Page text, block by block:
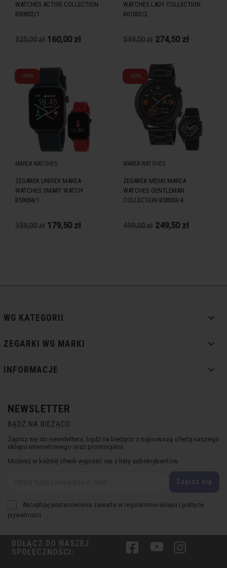
WATCHES ACTIVE COLLECTION
B60002/1
320,00 zł 160,00 zł
WATCHES LADY COLLECTION
B61002/2
549,00 zł 274,50 zł
-50%
MAREA WATCHES
ZEGAREK UNISEX MAREA
WATCHES SMART WATCH
B59004/1
359,00 zł 179,50 zł
-50%
MAREA WATCHES
ZEGAREK MĘSKI MAREA
WATCHES GENTLEMAN
COLLECTION B58003/4
499,00 zł 249,50 zł
WG KATEGORII 
ZEGARKI WG MARKI 
INFORMACJE 
NEWSLETTER
BĄDŹ NA BIEŻĄCO
Zapisz się do newslettera, bądź na bieżąco z najnowszą ofertą naszego
sklepu internetowego oraz promocjami.
Możesz w każdej chwili wypisać się z listy subskrybentów.
Akceptuję postanowienia zawarte w regulaminie sklepu i polityce
prywatności
DOŁĄCZ DO NASZEJ
SPOŁECZNOŚCI:
FacebookYouTube